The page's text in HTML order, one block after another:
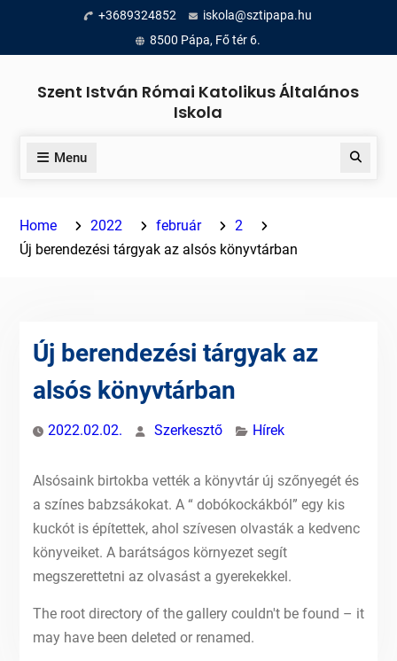
content
+3689324852
iskola@sztipapa.hu
8500 Pápa, Fő tér 6.
Szent István Római Katolikus Általános
Iskola
Menu Search
Home 2022 február
2
Új berendezési tárgyak az alsós könyvtárban
Új berendezési tárgyak az
alsós könyvtárban
2022.02.02. Szerkesztő Hírek
Alsósaink birtokba vették a könyvtár új szőnyegét és
a színes babzsákokat. A “ dobókockákból” egy kis
kuckót is építettek, ahol szívesen olvasták a kedvenc
könyveiket. A barátságos környezet segít
megszerettetni az olvasást a gyerekekkel.
The root directory of the gallery couldn't be found – it
may have been deleted or renamed.